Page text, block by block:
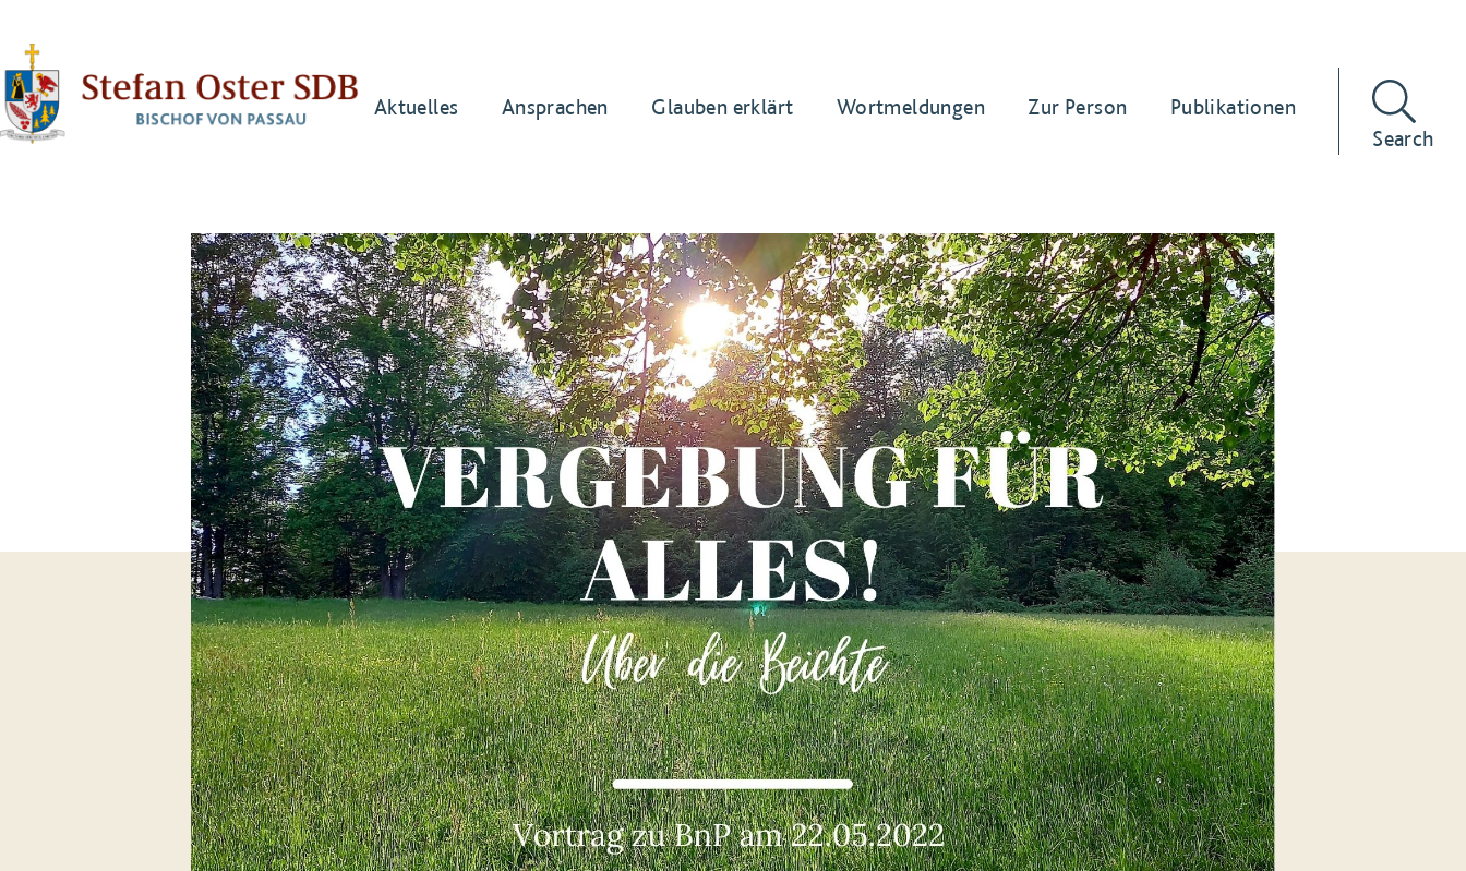
Aktuelles Ansprachen Glauben erklärt Wortmeldungen Zur Person
Publikationen
Search